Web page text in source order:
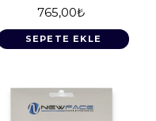
765,00₺
SEPETE EKLE